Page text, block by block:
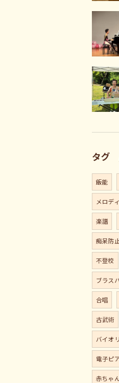
タグ
飯能
メロディ
楽譜
痴呆防
不登校
ブラス
合唱
古武術
バイオ
電子ピ
赤ちゃ